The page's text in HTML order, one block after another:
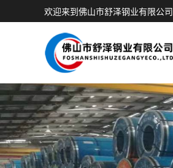
欢迎来到佛山市舒泽钢业有限公司